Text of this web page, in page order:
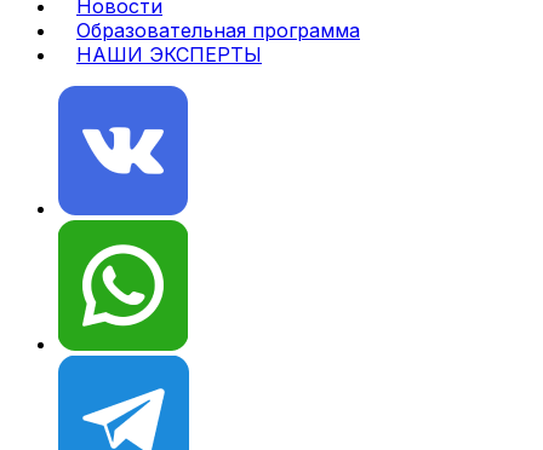
Новости
Образовательная программа
НАШИ ЭКСПЕРТЫ